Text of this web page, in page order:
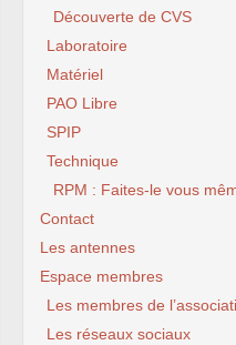
Découverte de CVS
Laboratoire
Matériel
PAO Libre
SPIP
Technique
RPM : Faites-le vous
Contact
Les antennes
Espace membres
Les membres de
Les réseaux sociaux